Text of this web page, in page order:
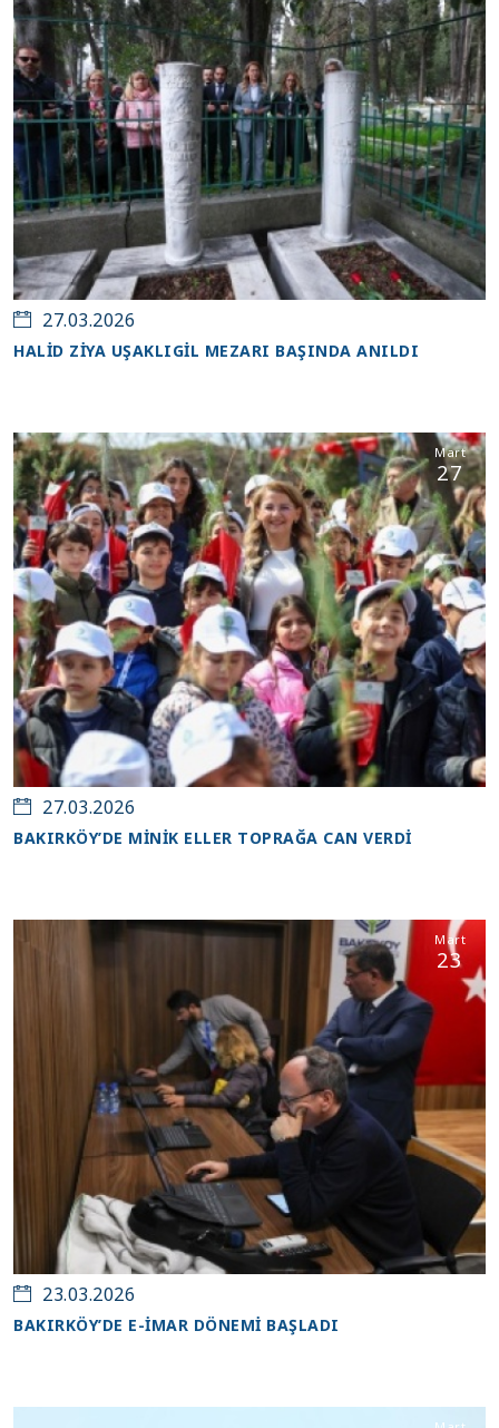
27.03.2026
HALİD ZİYA UŞAKLIGİL MEZARI BAŞINDA ANILDI
Mart
27
27.03.2026
BAKIRKÖY’DE MİNİK ELLER TOPRAĞA CAN VERDİ
Mart
23
23.03.2026
BAKIRKÖY’DE E-İMAR DÖNEMİ BAŞLADI